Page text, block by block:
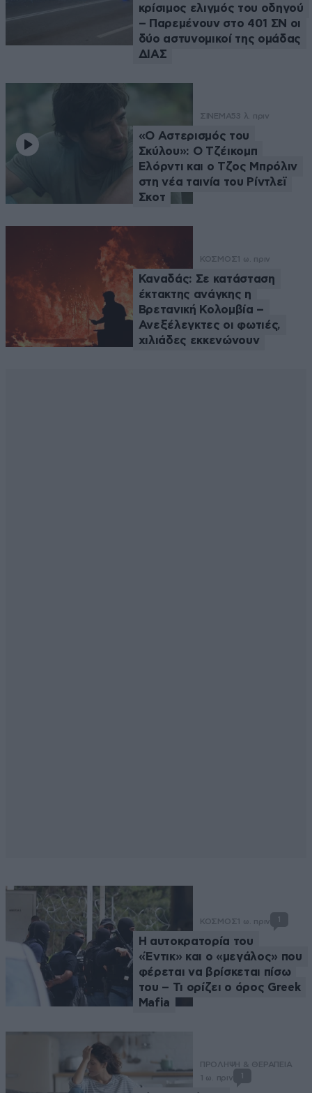
κρίσιμος ελιγμός του οδηγού
– Παρεμένουν στο 401 ΣΝ οι
δύο αστυνομικοί της ομάδας
ΔΙΑΣ
ΣΙΝΕΜΑ53 λ. πριν
«Ο Αστερισμός του
Σκύλου»: Ο Τζέικομπ
Ελόρντι και ο Τζος Μπρόλιν
στη νέα ταινία του Ρίντλεϊ
Σκοτ
ΚΟΣΜΟΣ 1 ω. πριν
Καναδάς: Σε κατάσταση
έκτακτης ανάγκης η
Βρετανική Κολομβία –
Ανεξέλεγκτες οι φωτιές,
χιλιάδες εκκενώνουν
ΚΟΣΜΟΣ 1 ω. πριν
Η αυτοκρατορία του
«Έντικ» και ο «μεγάλος» που
φέρεται να βρίσκεται πίσω
του – Τι ορίζει ο όρος Greek
Mafia
ΠΡΟΛΗΨΗ & ΘΕΡΑΠΕΙΑ
1 ω. πριν